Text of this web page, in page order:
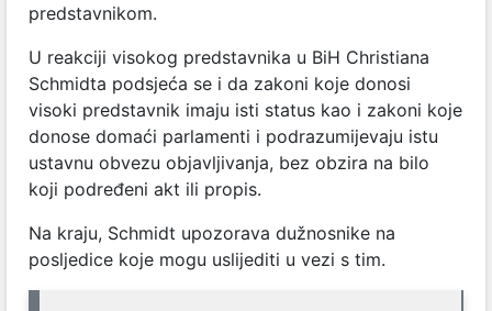
predstavnikom.
U reakciji visokog predstavnika u BiH Christiana
Schmidta podsjeća se i da zakoni koje donosi
visoki predstavnik imaju isti status kao i zakoni koje
donose domaći parlamenti i podrazumijevaju istu
ustavnu obvezu objavljivanja, bez obzira na bilo
koji podređeni akt ili propis.
Na kraju, Schmidt upozorava dužnosnike na
posljedice koje mogu uslijediti u vezi s tim.